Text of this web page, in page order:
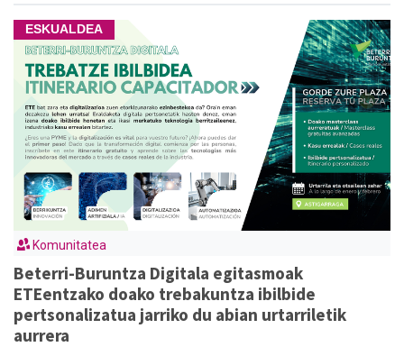
ESKUALDEA
Komunitatea
Beterri-Buruntza Digitala egitasmoak
ETEentzako doako trebakuntza ibilbide
pertsonalizatua jarriko du abian urtarriletik
aurrera